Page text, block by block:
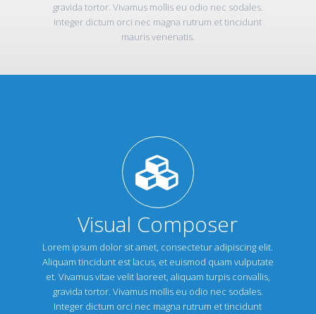
gravida tortor. Vivamus mollis eu odio nec sodales.
Integer dictum orci nec magna rutrum et tincidunt
mauris venenatis.
Visual Composer
Lorem ipsum dolor sit amet, consectetur adipiscing elit.
Aliquam tincidunt est lacus, et euismod quam vulputate
et. Vivamus vitae velit laoreet, aliquam turpis convallis,
gravida tortor. Vivamus mollis eu odio nec sodales.
Integer dictum orci nec magna rutrum et tincidunt